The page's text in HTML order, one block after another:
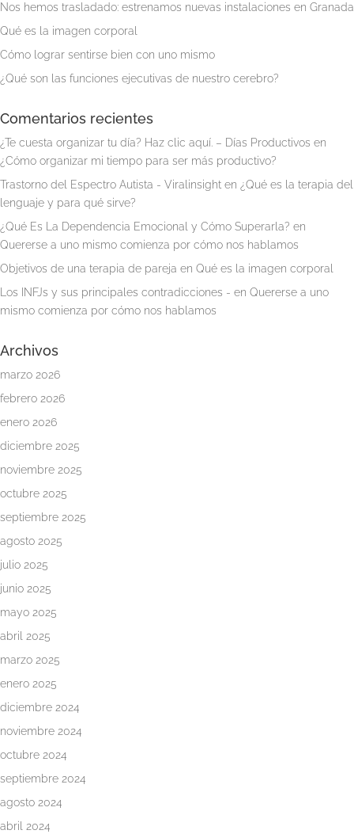
Nos hemos trasladado: estrenamos nuevas instalaciones en Granada
Qué es la imagen corporal
Cómo lograr sentirse bien con uno mismo
¿Qué son las funciones ejecutivas de nuestro cerebro?
Comentarios recientes
¿Te cuesta organizar tu día? Haz clic aquí. – Días Productivos en
¿Cómo organizar mi tiempo para ser más productivo?
Trastorno del Espectro Autista - Viralinsight en ¿Qué es la terapia del
lenguaje y para qué sirve?
¿Qué Es La Dependencia Emocional y Cómo Superarla? en
Quererse a uno mismo comienza por cómo nos hablamos
Objetivos de una terapia de pareja en Qué es la imagen corporal
Los INFJs y sus principales contradicciones - en Quererse a uno
mismo comienza por cómo nos hablamos
Archivos
marzo 2026
febrero 2026
enero 2026
diciembre 2025
noviembre 2025
octubre 2025
septiembre 2025
agosto 2025
julio 2025
junio 2025
mayo 2025
abril 2025
marzo 2025
enero 2025
diciembre 2024
noviembre 2024
octubre 2024
septiembre 2024
agosto 2024
abril 2024